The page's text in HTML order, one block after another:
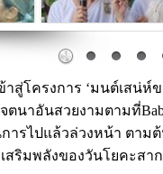
สู่โครงการ ‘มนต์เสน่
าอันสวยงามตามที่
ารไปแล้วล่วงหน้า ตา
สริมพลังของวันโยคะส